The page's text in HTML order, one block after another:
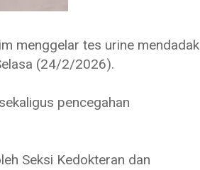
menggelar tes urine mendadak
(24/2/2026).
pencegahan
Seksi Kedokteran dan